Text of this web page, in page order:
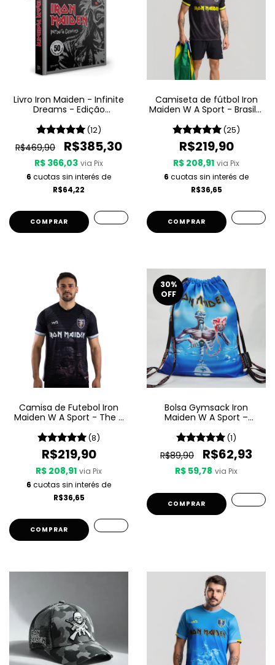
Livro Iron Maiden - Infinite
Dreams - Edição
(12)
R$469,90 R$385,30
R$ 366,03 via Pix
6 cuotas sin interés de
R$64,22
Camiseta de fútbol Iron
Maiden W A Sport - Brasil -
(25)
R$219,90
R$ 208,91 via Pix
6 cuotas sin interés de
R$36,65
COMPRAR
Camisa de Futebol Iron
Maiden W A Sport - The X
(8)
R$219,90
R$ 208,91 via Pix
6 cuotas sin interés de
R$36,65
COMPRAR
30%
OFF
Bolsa Gymsack Iron
Maiden W A Sport –
Son
(1)
R$89,90 R$62,93
R$ 59,78 via Pix